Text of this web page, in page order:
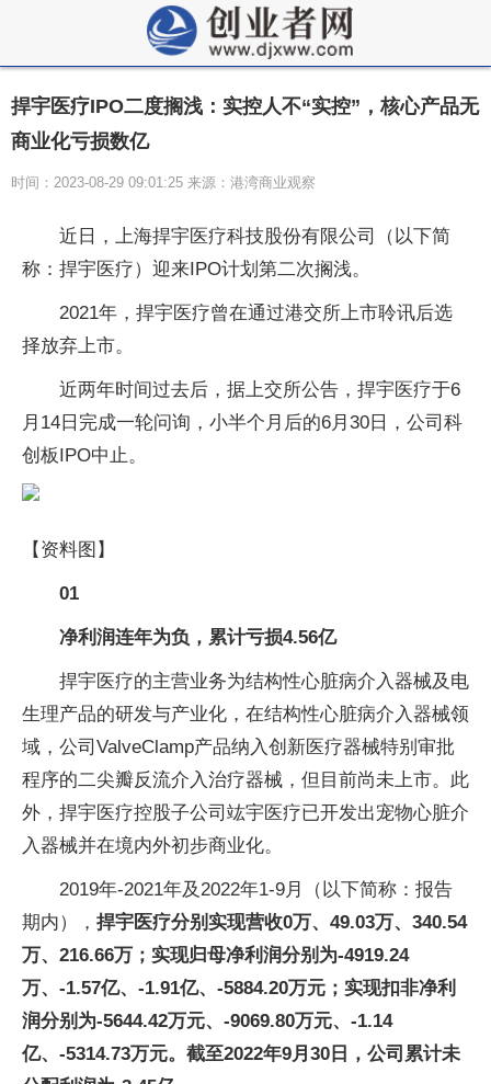
捍宇医疗IPO二度搁浅：实控人不“实控”，核心产品无
商业化亏损数亿
时间：2023-08-29 09:01:25 来源：港湾商业观察
近日，上海捍宇医疗科技股份有限公司（以下简
称：捍宇医疗）迎来IPO计划第二次搁浅。
2021年，捍宇医疗曾在通过港交所上市聆讯后选
择放弃上市。
近两年时间过去后，据上交所公告，捍宇医疗于6
月14日完成一轮问询，小半个月后的6月30日，公司科
创板IPO中止。
【资料图】
01
净利润连年为负，累计亏损4.56亿
捍宇医疗的主营业务为结构性心脏病介入器械及电
生理产品的研发与产业化，在结构性心脏病介入器械领
域，公司ValveClamp产品纳入创新医疗器械特别审批
程序的二尖瓣反流介入治疗器械，但目前尚未上市。此
外，捍宇医疗控股子公司竑宇医疗已开发出宠物心脏介
入器械并在境内外初步商业化。
2019年-2021年及2022年1-9月（以下简称：报告
期内）， 捍宇医疗分别实现营收0万、49.03万、340.54
万、216.66万；实现归母净利润分别为-4919.24
万、-1.57亿、-1.91亿、-5884.20万元；实现扣非净利
润分别为-5644.42万元、-9069.80万元、-1.14
亿、-5314.73万元。截至2022年9月30日，公司累计未